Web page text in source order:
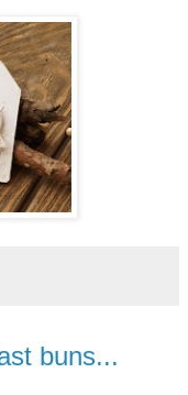
buns...